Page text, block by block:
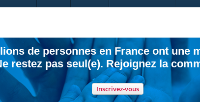
de personnes en France ont une
restez pas seul(e). Rejoignez la
Inscrivez-vous